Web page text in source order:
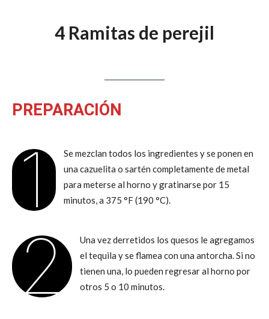
4 Ramitas de perejil
PREPARACIÓN
1
Se mezclan todos los ingredientes y se ponen en
una cazuelita o sartén completamente de metal
para meterse al horno y gratinarse por 15
minutos, a 375 °F (190 °C).
2
Una vez derretidos los quesos le agregamos
el tequila y se flamea con una antorcha. Si no
tienen una, lo pueden regresar al horno por
otros 5 o 10 minutos.